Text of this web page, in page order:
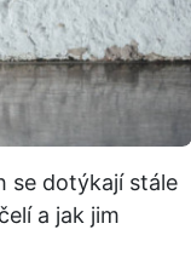
se dotýkají stále
a jak jim